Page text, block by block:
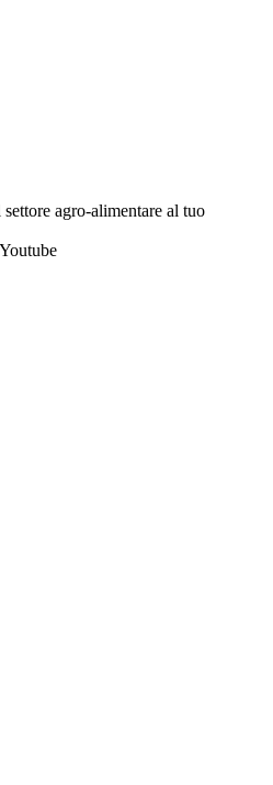
agro-alimentare al tuo
Youtube